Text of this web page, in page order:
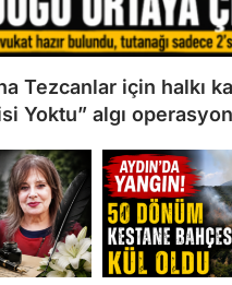
Tezcanlar için halkı
Yoktu” algı